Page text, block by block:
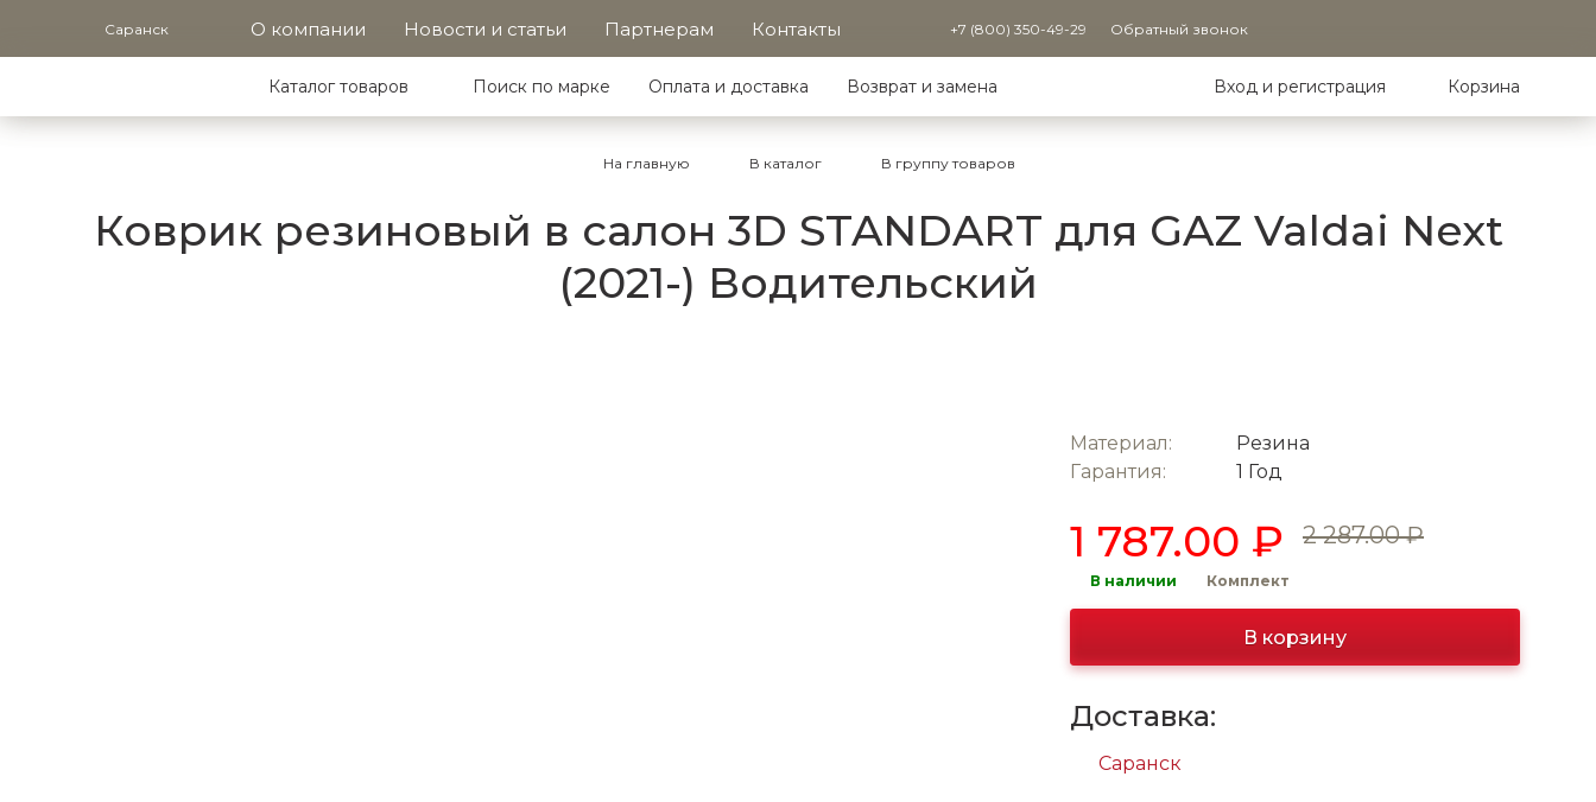
Саранск О компании Новости и статьи Партнерам Контакты +7 (800) 350-49-29 Обратный звонок
Каталог товаров Поиск по марке Оплата и доставка Возврат и замена Вход и регистрация Корзина
На главную В каталог В группу товаров
Коврик резиновый в салон 3D STANDART для GAZ Valdai Next
(2021-) Водительский
Материал:
Резина
Гарантия:
1 Год
1 787.00 ₽ 2 287.00 ₽
В наличии Комплект
В корзину
Доставка:
Саранск